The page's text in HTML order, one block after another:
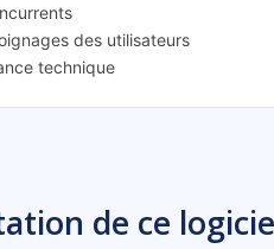
des utilisateurs
technique
de ce